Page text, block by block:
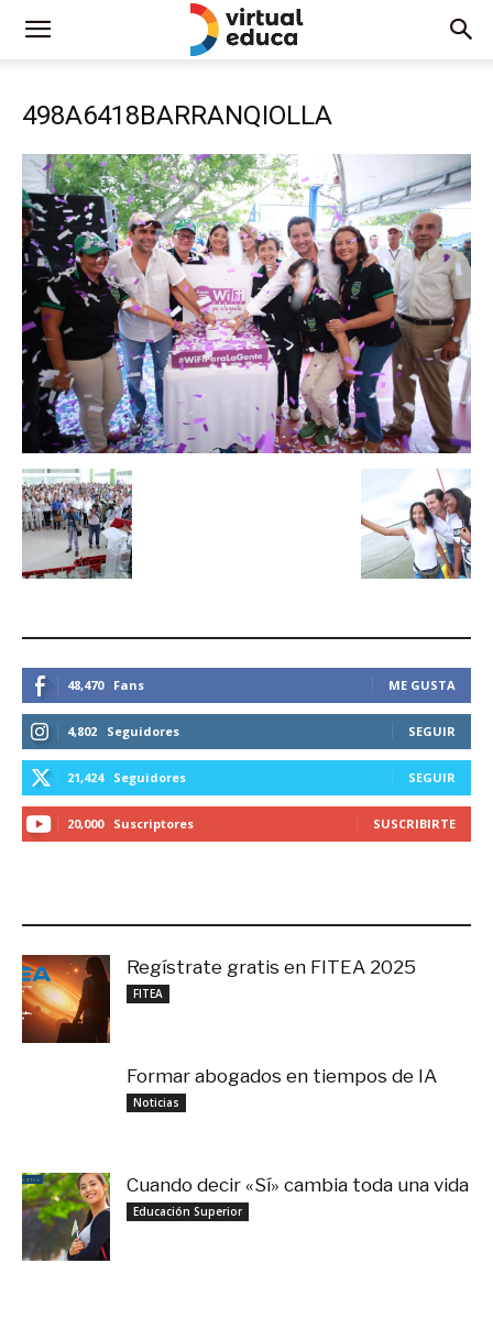
498A6418BARRANQIOLLA
48,470 Fans ME GUSTA
4,802 Seguidores SEGUIR
21,424 Seguidores SEGUIR
20,000 Suscriptores SUSCRIBIRTE
Regístrate gratis en FITEA 2025
FITEA
Formar abogados en tiempos de IA
Noticias
Cuando decir «Sí» cambia toda una vida
Educación Superior